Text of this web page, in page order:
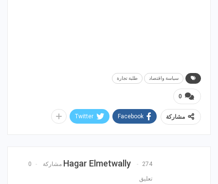
سياسة واقتصاد طلبة تجارة
0
مشاركة Facebook
Twitter
Hagar Elmetwally 274 مشاركة 0
تعليق